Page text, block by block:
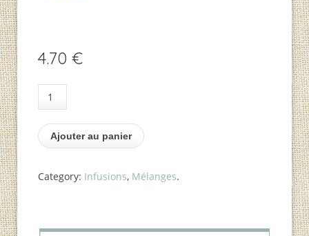
4.70 €
quantité
de
Voyage
intérieur
Ajouter au panier
Category: Infusions, Mélanges.